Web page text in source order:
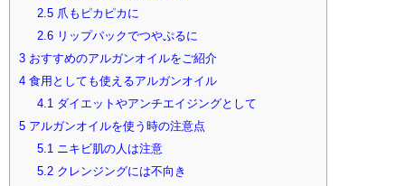
2.5爪もピカピカに
2.6リップパックでつやぷるに
3 おすすめのアルガンオイルをご紹介
4 食用としても使えるアルガンオイル
4.1ダイエットやアンチエイジングとして
5 アルガンオイルを使う時の注意点
5.1ニキビ肌の人は注意
5.2クレンジングには不向き